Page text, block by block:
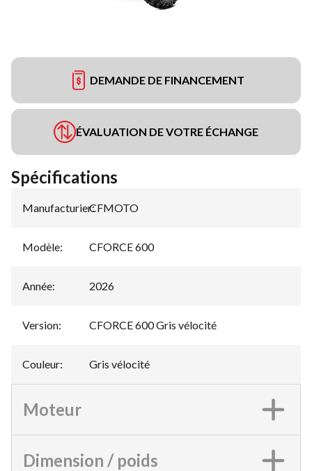
DEMANDE DE FINANCEMENT
ÉVALUATION DE VOTRE ÉCHANGE
Spécifications
Manufacturier:
CFMOTO
Modèle: CFORCE 600
Année: 2026
Version: CFORCE 600 Gris vélocité
Couleur: Gris vélocité
Moteur
Dimension / poids